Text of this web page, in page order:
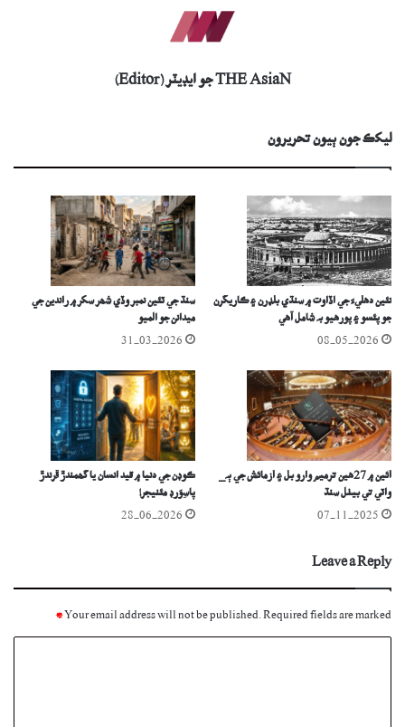
THE AsiaN جو ايڊيٽر (Editor)
ليکڪ جون ٻيون تحريرون
نئين دهليءَ جي اڏاوت ۾ سنڌي بلڊرن ۽ ڪاريگرن
جو پئسو ۽ پورھيو بہ شامل آھي
08-05-2026
سنڌ جي ٽئين نمبر وڏي شھر سکر ۾ راندين جي
ميدانن جو الميو
31-03-2026
آئين ۾ 27ھين ترميم وارو بل ۽ آزمائش جي ٻہ_
واٽي تي بيٺل سنڌ
07-11-2025
ڪوڊن جي دنيا ۾ قيد انسان يا گھمندڙ ڦرندڙ
پاسِوَرڊ مئنيجر!
28-06-2026
Leave a Reply
Your email address will not be published.Required fields are marked
*